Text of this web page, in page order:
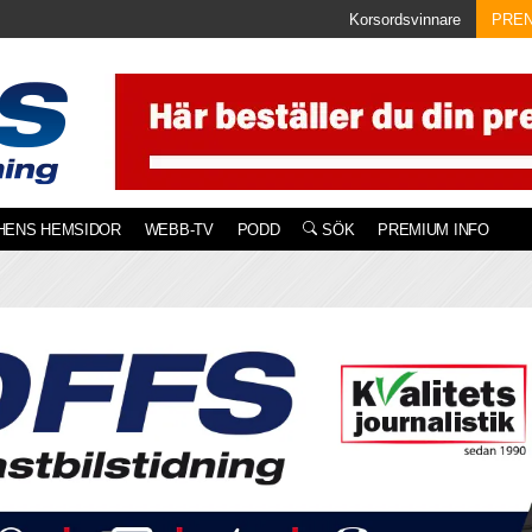
Korsordsvinnare
HEMSIDOR WEBB-TV PODD SÖK PREMIUM INFO